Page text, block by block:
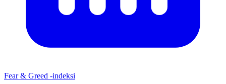
Fear & Greed -indeksi